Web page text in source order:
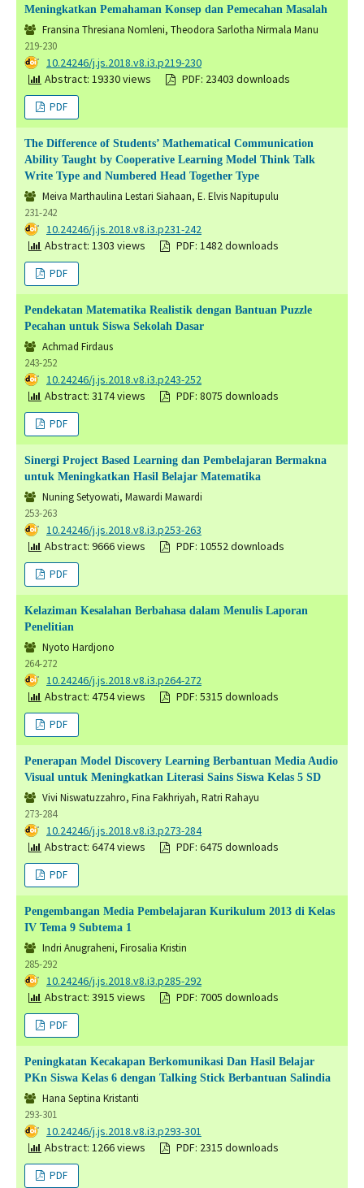
Meningkatkan Pemahaman Konsep dan Pemecahan Masalah
Fransina Thresiana Nomleni, Theodora Sarlotha Nirmala Manu
219-230
DOI: 10.24246/j.js.2018.v8.i3.p219-230
Abstract: 19330 views
PDF: 23403 downloads
PDF
The Difference of Students’ Mathematical Communication
Ability Taught by Cooperative Learning Model Think Talk
Write Type and Numbered Head Together Type
Meiva Marthaulina Lestari Siahaan, E. Elvis Napitupulu
231-242
DOI: 10.24246/j.js.2018.v8.i3.p231-242
Abstract: 1303 views
PDF: 1482 downloads
PDF
Pendekatan Matematika Realistik dengan Bantuan Puzzle
Pecahan untuk Siswa Sekolah Dasar
Achmad Firdaus
243-252
DOI: 10.24246/j.js.2018.v8.i3.p243-252
Abstract: 3174 views
PDF: 8075 downloads
PDF
Sinergi Project Based Learning dan Pembelajaran Bermakna
untuk Meningkatkan Hasil Belajar Matematika
Nuning Setyowati, Mawardi Mawardi
253-263
DOI: 10.24246/j.js.2018.v8.i3.p253-263
Abstract: 9666 views
PDF: 10552 downloads
PDF
Kelaziman Kesalahan Berbahasa dalam Menulis Laporan
Penelitian
Nyoto Hardjono
264-272
DOI: 10.24246/j.js.2018.v8.i3.p264-272
Abstract: 4754 views
PDF: 5315 downloads
PDF
Penerapan Model Discovery Learning Berbantuan Media Audio
Visual untuk Meningkatkan Literasi Sains Siswa Kelas 5 SD
Vivi Niswatuzzahro, Fina Fakhriyah, Ratri Rahayu
273-284
DOI: 10.24246/j.js.2018.v8.i3.p273-284
Abstract: 6474 views
PDF: 6475 downloads
PDF
Pengembangan Media Pembelajaran Kurikulum 2013 di Kelas
IV Tema 9 Subtema 1
Indri Anugraheni, Firosalia Kristin
285-292
DOI: 10.24246/j.js.2018.v8.i3.p285-292
Abstract: 3915 views
PDF: 7005 downloads
PDF
Peningkatan Kecakapan Berkomunikasi Dan Hasil Belajar
PKn Siswa Kelas 6 dengan Talking Stick Berbantuan Salindia
Hana Septina Kristanti
293-301
DOI: 10.24246/j.js.2018.v8.i3.p293-301
Abstract: 1266 views
PDF: 2315 downloads
PDF